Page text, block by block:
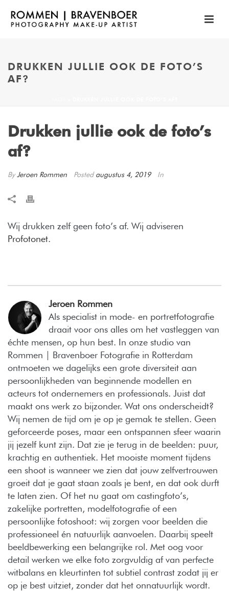
DRUKKEN JULLIE OOK DE FOTO’S
AF?
Drukken jullie ook de foto’s
af?
By Jeroen Rommen Posted augustus 4, 2019 In
Wij drukken zelf geen foto’s af. Wij adviseren
Profotonet
Jeroen Rommen
Als specialist in mode- en portretfotografie
draait voor ons alles om het vastleggen van
échte mensen, op hun best. In onze studio van
Rommen | Bravenboer Fotografie in Rotterdam
ontmoeten we dagelijks een grote diversiteit aan
persoonlijkheden van beginnende modellen en
acteurs tot ondernemers en professionals. Juist dat
maakt ons werk zo bijzonder. Wat ons onderscheidt?
Wij nemen de tijd om je op je gemak te stellen. Geen
geforceerde poses, maar een ontspannen sfeer waarin
jij jezelf kunt zijn. Dat zie je terug in de beelden: puur,
krachtig en authentiek. Het mooiste moment tijdens
een shoot is wanneer we zien dat jouw zelfvertrouwen
groeit dat je gaat staan zoals je bent, en dat ook durft
te laten zien. Of het nu gaat om castingfoto’s,
zakelijke portretten, modelfotografie of een
persoonlijke fotoshoot: wij zorgen voor beelden die
professioneel én natuurlijk aanvoelen. Daarbij speelt
beeldbewerking een belangrijke rol. Met oog voor
detail werken we elke foto zorgvuldig af van perfecte
witbalans en kleurtinten tot subtiel contrast zodat jij er
op je best uitziet, zonder dat het onnatuurlijk wordt.